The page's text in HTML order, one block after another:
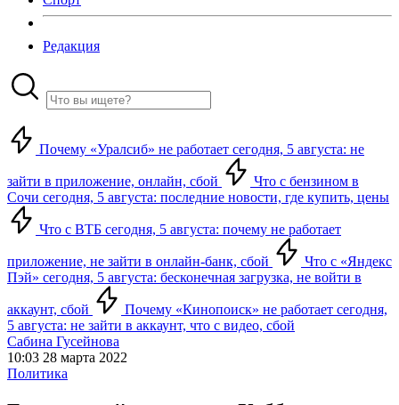
Редакция
Почему «Уралсиб» не работает сегодня, 5 августа: не
зайти в приложение, онлайн, сбой
Что с бензином в
Сочи сегодня, 5 августа: последние новости, где купить, цены
Что с ВТБ сегодня, 5 августа: почему не работает
приложение, не зайти в онлайн-банк, сбой
Что с «Яндекс
Пэй» сегодня, 5 августа: бесконечная загрузка, не войти в
аккаунт, сбой
Почему «Кинопоиск» не работает сегодня,
5 августа: не зайти в аккаунт, что с видео, сбой
Сабина Гусейнова
10:03 28 марта 2022
Политика